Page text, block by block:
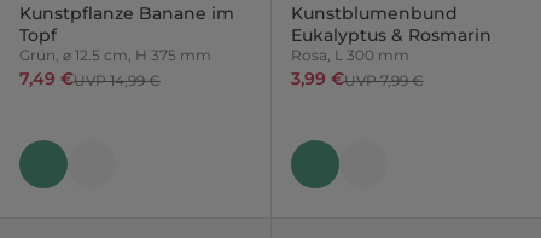
Kunstpflanze Banane im
Topf
Grün, ⌀ 12.5 cm, H 375 mm
7,49 €UVP 14,99 €
Kunstblumenbund
Eukalyptus & Rosmarin
Rosa, L 300 mm
3,99 €UVP 7,99 €